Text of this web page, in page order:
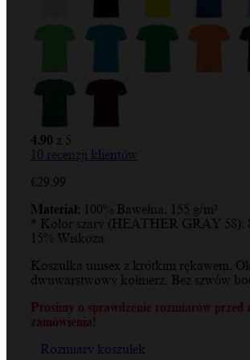
4.90 z 5
10 recenzji klientów
€29.99
Materiał: 100% Bawełna, 155 g/m²
* Kolor szary (HEATHER GRAY 58):
15% Wiskoza
Koszulka unisex z krótkim rękawem.
dwuwarstwowy kołnierz. Bez szwów
Prosimy o sprawdzenie rozmiarów przed
zamówienia!
Rozmiary koszulek